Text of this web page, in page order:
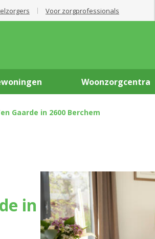
Voor zorgprofessionals
Woonzorgcentra
Gaarde in 2600 Berchem
in